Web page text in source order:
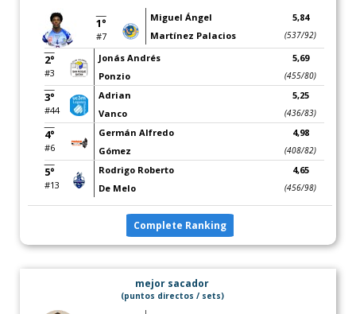
1°
#7
Miguel Ángel
Martínez Palacios
5,84
(537/92)
2°
#3
Jonás Andrés
Ponzio
5,69
(455/80)
3°
#44
Adrian
Vanco
5,25
(436/83)
4°
#6
Germán Alfredo
Gómez
4,98
(408/82)
5°
#13
Rodrigo Roberto
De Melo
4,65
(456/98)
Complete Ranking
mejor sacador
(puntos directos / sets)